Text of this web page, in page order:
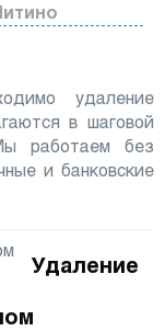
удаление
в шаговой
работаем без
и банковские
Удаление